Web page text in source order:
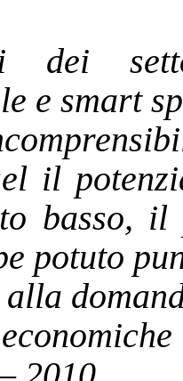
dei
e smart
il
basso,
potuto